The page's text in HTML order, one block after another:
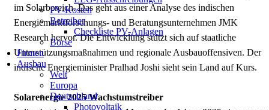
PV-Kosten
Betreiber
Checkliste PV-Anlagen
Börse
Firmen
Ausbau
Welt
Europa
Deutschland
Photovoltaik
im Solarbereich. Das geht aus einer Analyse des indischen
Energiemarktforschungs- und Beratungsunternehmen JMK
Research hervor. Die Entwicklung stützt sich auf staatliche
Unterstützungsmaßnahmen und regionale Ausbauoffensiven. Der
indische Energieminister Pralhad Joshi sieht sein Land auf Kurs.
Solarenergie 2025 Wachstumstreiber